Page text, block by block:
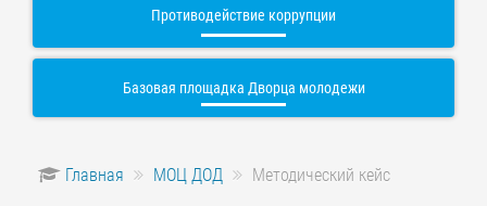
Противодействие коррупции
Базовая площадка Дворца молодежи
Главная МОЦ ДОД Методический кейс